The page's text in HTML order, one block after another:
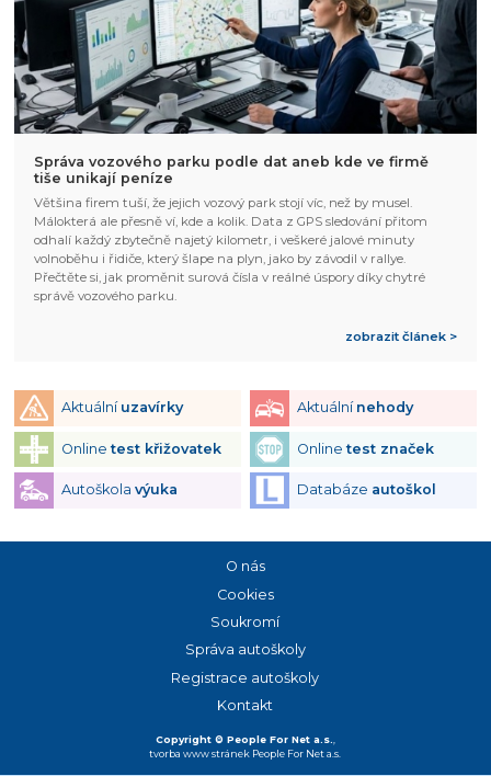
Správa vozového parku podle dat aneb kde ve firmě
tiše unikají peníze
Většina firem tuší, že jejich vozový park stojí víc, než by musel.
Málokterá ale přesně ví, kde a kolik. Data z GPS sledování přitom
odhalí každý zbytečně najetý kilometr, i veškeré jalové minuty
volnoběhu i řidiče, který šlape na plyn, jako by závodil v rallye.
Přečtěte si, jak proměnit surová čísla v reálné úspory díky chytré
správě vozového parku.
zobrazit článek >
Aktuální uzavírky Aktuální nehody
Onlinetest křižovatek Onlinetest značek
Autoškola výuka Databáze autoškol
Copyright © People For Net a.s.,
tvorba www stránek People For Net a.s.
O nás
Cookies
Soukromí
Správa autoškoly
Registrace autoškoly
Kontakt